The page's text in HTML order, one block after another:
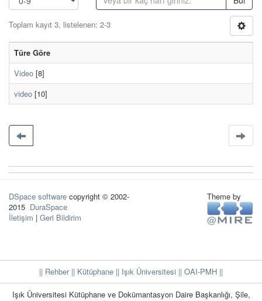
Toplam kayıt 3, listelenen: 2-3
Türe Göre
Video [8]
video [10]
DSpace software copyright © 2002-
2015 DuraSpace
İletişim | Geri Bildirim
Theme by
|| Rehber|| Kütüphane || Işık Üniversitesi || OAI-PMH ||
Işık Üniversitesi Kütüphane ve Dokümantasyon Daire Başkanlığı, Şile,